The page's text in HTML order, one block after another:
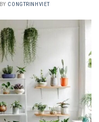
BY CONGTRINHVIET